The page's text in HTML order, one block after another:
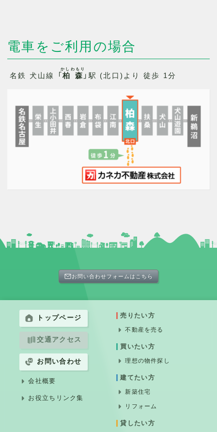
電車をご利用の場合
名鉄 犬山線 「柏森
かしわもり
」駅 (北口)より 徒歩 1分
お問い合わせフォームはこちら
トップページ
交通アクセス
お問い合わせ
会社概要
お役立ちリンク集
売りたい方
不動産を売る
買いたい方
理想の物件探し
建てたい方
新築住宅
リフォーム
貸したい方